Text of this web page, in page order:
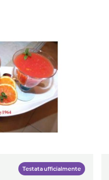
Testata ufficialmente